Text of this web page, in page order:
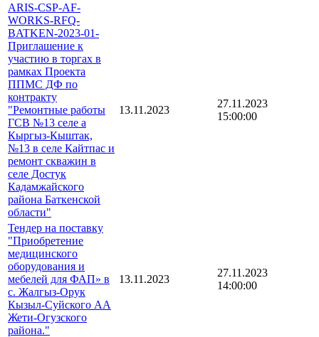
ARIS-CSP-AF-
WORKS-RFQ-
BATKEN-2023-01-
Приглашение к
участию в торгах в
рамках Проекта
ППМС ДФ по
контракту
"Ремонтные работы
ГСВ №13 селе а
Кыргыз-Кыштак,
№13 в селе Кайтпас и
ремонт скважин в
селе Достук
Кадамжайского
района Баткенской
области"
13.11.2023
27.11.2023
15:00:00
Тендер на поставку
"Приобретение
медицинского
оборудования и
мебелей для ФАП» в
с. Жалгыз-Орук
Кызыл-Суйского АА
Жети-Огузского
района."
13.11.2023
27.11.2023
14:00:00